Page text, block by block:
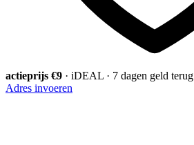
actieprijs €9 · iDEAL · 7 dagen geld terug
Adres invoeren